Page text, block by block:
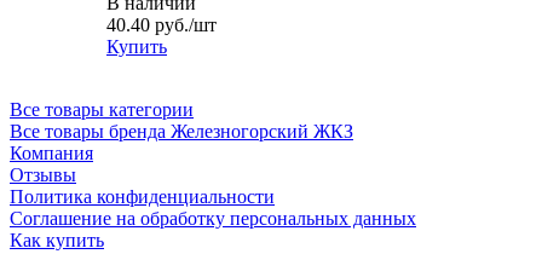
40.40 руб./шт
Купить
Все товары категории
Все товары бренда Железногорский ЖКЗ
Компания
Отзывы
Политика конфиденциальности
Соглашение на обработку персональных данных
Как купить